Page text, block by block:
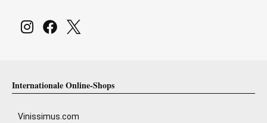
Internationale Online-Shops
Vinissimus.com